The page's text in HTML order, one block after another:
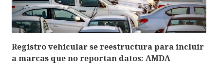
Registro vehicular se reestructura para incluir
a marcas que no reportan datos: AMDA